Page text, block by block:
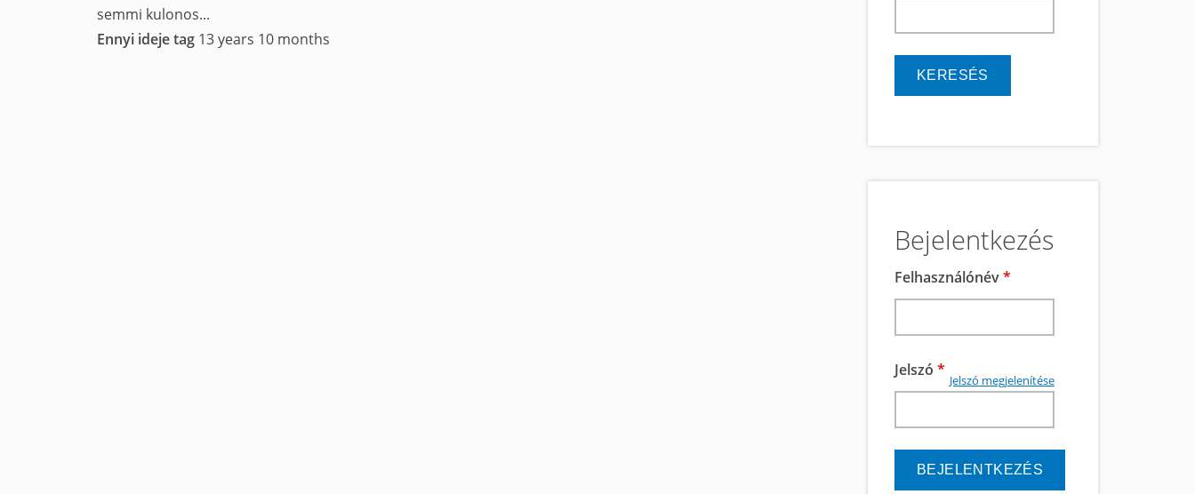
semmi kulonos...
Ennyi ideje tag 13 years 10 months
Bejelentkezés
Felhasználónév*
Jelszó *
Jelszó megjelenítése